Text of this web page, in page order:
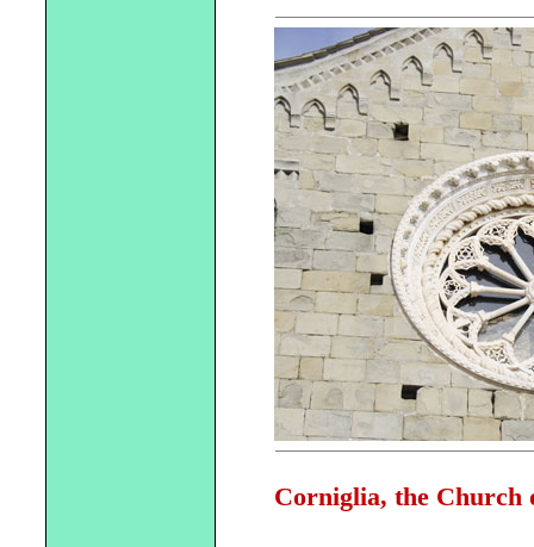
Corniglia, the Church